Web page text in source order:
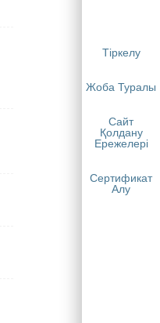
Тіркелу
Жоба Туралы
Сайт
Қолдану
Ережелері
Сертификат
Алу